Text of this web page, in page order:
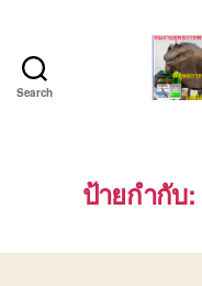
Search
ป้ายกำกับ: